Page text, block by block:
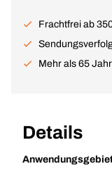
Frachtfrei ab
Mehr als 65
Details